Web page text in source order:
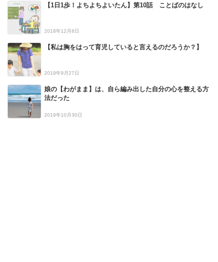
【1日1歩！よちよちよいたん】第10話 ことばのはなし
2018年12月8日
【私は胸をはって育児していると言えるのだろうか？】
2019年9月27日
娘の【わがまま】は、自ら編み出した自分の心を整える方
法だった
2019年10月30日